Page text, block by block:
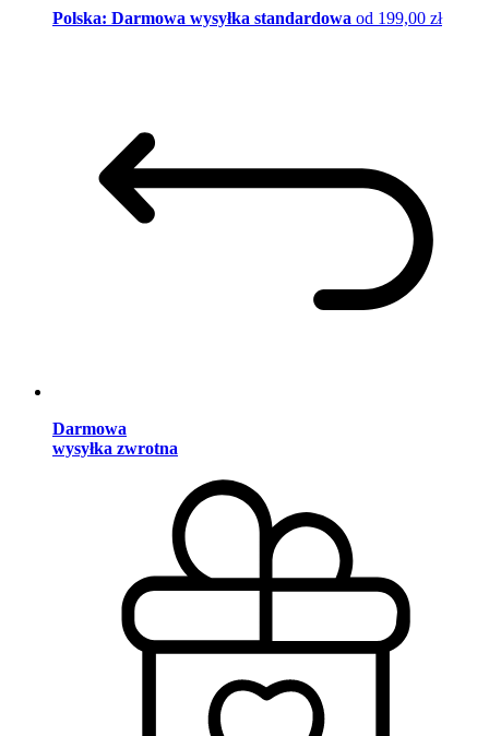
Polska: Darmowa wysyłka standardowa od 199,00 zł
Darmowa
wysyłka zwrotna